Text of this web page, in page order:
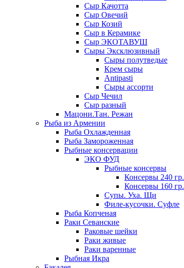
Сыр Качотта
Сыр Овечий
Сыр Козий
Сыр в Керамике
Сыр ЭКОТАВУШ
Сыры Эксклюзивный
Сыры полутведые
Крем сыры
Antipasti
Сыры ассорти
Сыр Чечил
Сыр разный
Мацони.Тан. Режан
Рыба из Армении
Рыба Охлажденная
Рыба Замороженная
Рыбные консервации
ЭКО ФУД
Рыбные консервы
Консервы 240 гр.
Консервы 160 гр.
Супы. Уха. Щи
Филе-кусочки. Суфле
Рыба Копченая
Раки Севанские
Раковые шейки
Раки живые
Раки варенные
Рыбная Икра